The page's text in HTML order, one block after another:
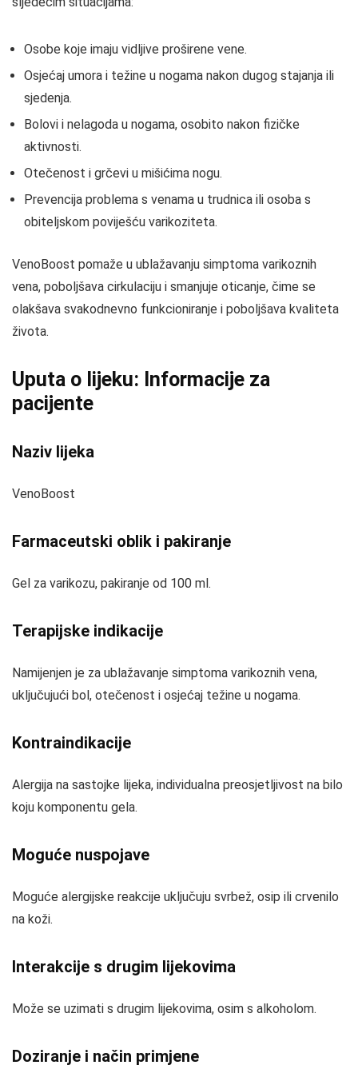
Osobe koje imaju vidljive proširene vene.
Osjećaj umora i težine u nogama nakon dugog stajanja ili
sjedenja.
Bolovi i nelagoda u nogama, osobito nakon fizičke
aktivnosti.
Otečenost i grčevi u mišićima nogu.
Prevencija problema s venama u trudnica ili osoba s
obiteljskom poviješću varikoziteta.
VenoBoost pomaže u ublažavanju simptoma varikoznih
vena, poboljšava cirkulaciju i smanjuje oticanje, čime se
olakšava svakodnevno funkcioniranje i poboljšava kvaliteta
života.
Uputa o lijeku: Informacije za
pacijente
Naziv lijeka
VenoBoost
Farmaceutski oblik i pakiranje
Gel za varikozu, pakiranje od 100 ml.
Terapijske indikacije
Namijenjen je za ublažavanje simptoma varikoznih vena,
uključujući bol, otečenost i osjećaj težine u nogama.
Kontraindikacije
Alergija na sastojke lijeka, individualna preosjetljivost na bilo
koju komponentu gela.
Moguće nuspojave
Moguće alergijske reakcije uključuju svrbež, osip ili crvenilo
na koži.
Interakcije s drugim lijekovima
Može se uzimati s drugim lijekovima, osim s alkoholom.
Doziranje i način primjene